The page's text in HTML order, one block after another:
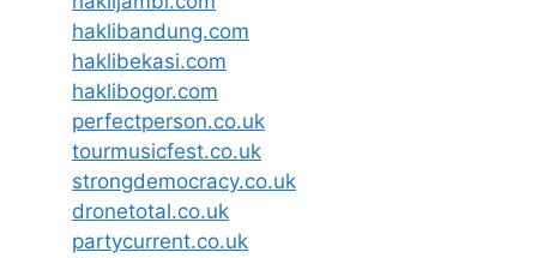
haklibandung.com
haklibekasi.com
haklibogor.com
perfectperson.co.uk
tourmusicfest.co.uk
strongdemocracy.co.uk
dronetotal.co.uk
partycurrent.co.uk